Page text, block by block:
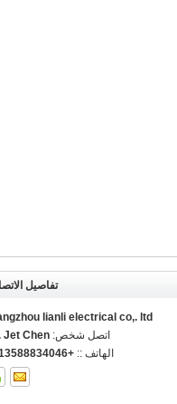
تفاصيل
lianli electrical co,. ltd.
اتصل شخص: Jet Chen
الهاتف :: +8613588834046